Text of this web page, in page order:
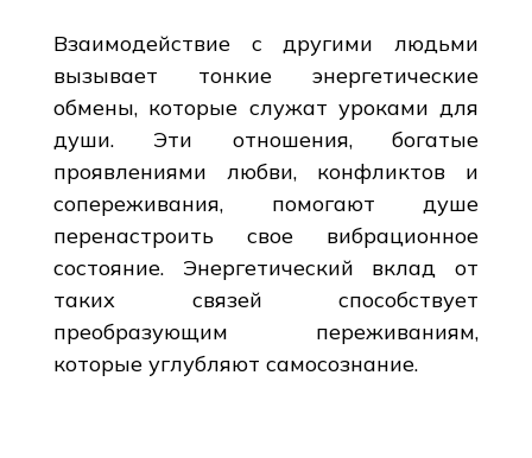
Взаимодействие с другими людьми
вызывает тонкие энергетические
обмены, которые служат уроками для
души. Эти отношения, богатые
проявлениями любви, конфликтов и
сопереживания, помогают душе
перенастроить свое вибрационное
состояние. Энергетический вклад от
таких связей способствует
преобразующим переживаниям,
которые углубляют самосознание.